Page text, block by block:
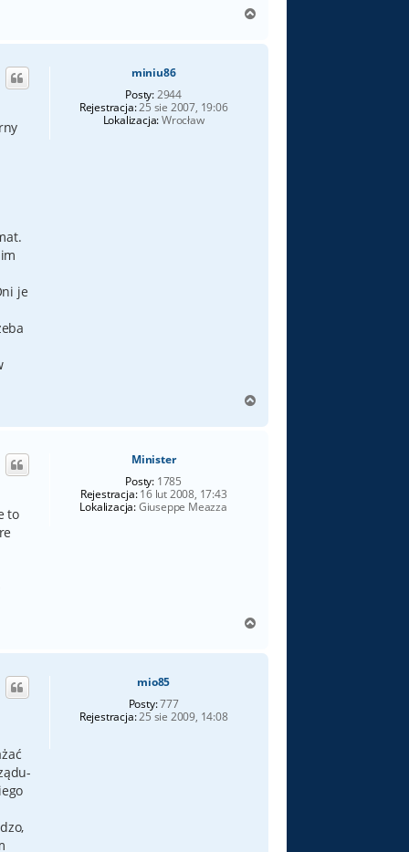
g
miniu86
Posty:2944
Rejestracja:25 sie 2007, 19:06
Lokalizacja:Wrocław
je
g
Minister
Posty: 1785
Rejestracja:16 lut 2008, 17:43
Lokalizacja:Giuseppe Meazza
to
g
mio85
Posty:777
Rejestracja:25 sie 2009, 14:08